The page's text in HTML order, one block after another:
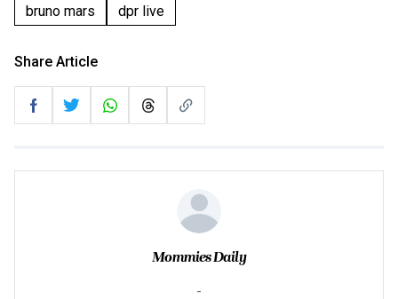
bruno mars
dpr live
Share Article
Mommies Daily
-